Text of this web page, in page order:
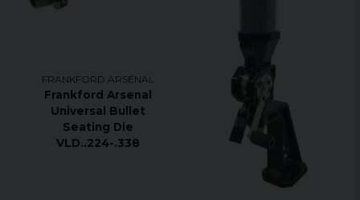
FRANKFORD ARSENAL
Frankford Arsenal
Universal Bullet
Seating Die
VLD..224-.338